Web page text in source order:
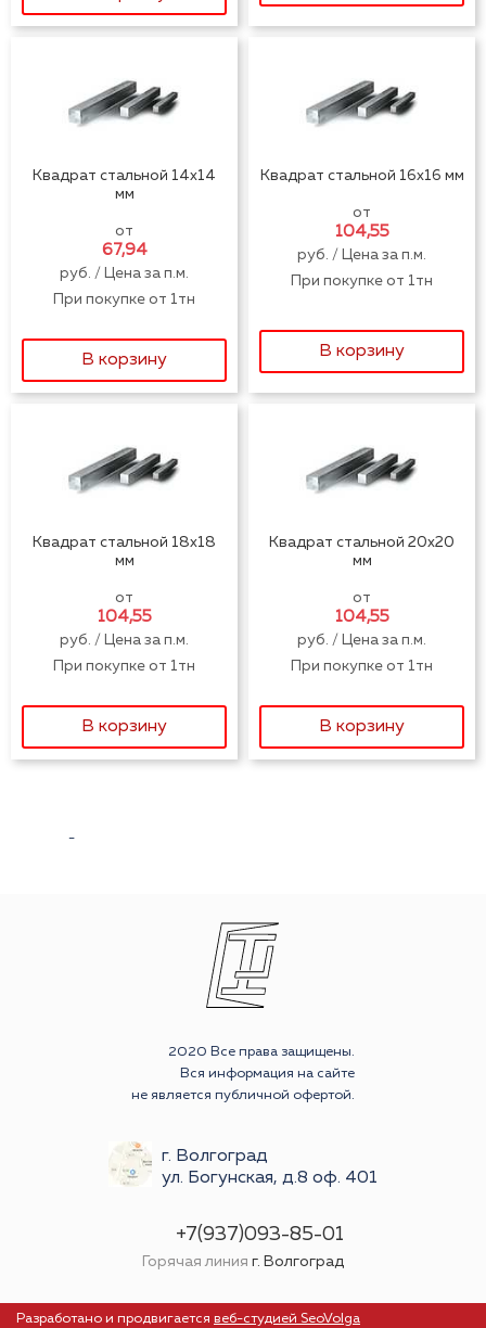
Квадрат стальной 14x14
мм
от
67,94
руб. / Цена за п.м.
При покупке от 1тн
В корзину
Квадрат стальной 16x16 мм
от
104,55
руб. / Цена за п.м.
При покупке от 1тн
В корзину
Квадрат стальной 18x18
мм
от
104,55
руб. / Цена за п.м.
При покупке от 1тн
В корзину
Квадрат стальной 20x20
мм
от
104,55
руб. / Цена за п.м.
При покупке от 1тн
В корзину
-
2020 Все права защищены.
Вся информация на сайте
не является публичной офертой.
г. Волгоград
ул. Богунская, д.8 оф. 401
+7(937)093-85-01
Горячая линия г. Волгоград
Разработано и продвигается веб-студией SeoVolga